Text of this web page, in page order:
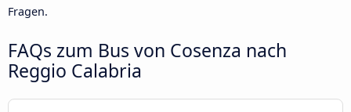
Fragen.
FAQs zum Bus von Cosenza nach
Reggio Calabria